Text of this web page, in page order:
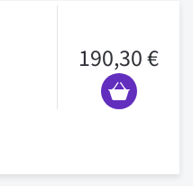
190,30 €